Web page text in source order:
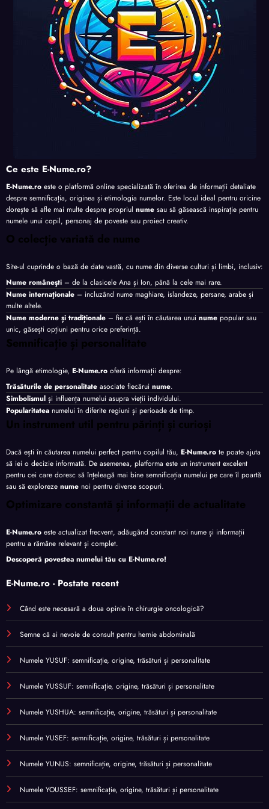
Ce este E-Nume.ro?
E-Nume.ro este o platformă online specializată în oferirea de informații detaliate
despre semnificația, originea și etimologia numelor. Este locul ideal pentru oricine
dorește să afle mai multe despre propriul nume sau să găsească inspirație pentru
numele unui copil, personaj de poveste sau proiect creativ.
O colecție variată de nume
Site-ul cuprinde o bază de date vastă, cu nume din diverse culturi și limbi, inclusiv:
Nume românești – de la clasicele Ana și Ion, până la cele mai rare.
Nume internaționale – incluzând nume maghiare, islandeze, persane, arabe și
multe altele.
Nume moderne și tradiționale – fie că ești în căutarea unui nume popular sau
unic, găsești opțiuni pentru orice preferință.
Semnificație și personalitate
Pe lângă etimologie, E-Nume.ro oferă informații despre:
Trăsăturile de personalitate asociate fiecărui nume.
Simbolismul și influența numelui asupra vieții individului.
Popularitatea numelui în diferite regiuni și perioade de timp.
Un instrument util pentru părinți și curioși
Dacă ești în căutarea numelui perfect pentru copilul tău, E-Nume.ro te poate ajuta
să iei o decizie informată. De asemenea, platforma este un instrument excelent
pentru cei care doresc să înțeleagă mai bine semnificația numelui pe care îl poartă
sau să exploreze nume noi pentru diverse scopuri.
Optimizare constantă și informații de actualitate
E-Nume.ro este actualizat frecvent, adăugând constant noi nume și informații
pentru a rămâne relevant și complet.
Descoperă povestea numelui tău cu E-Nume.ro!
E-Nume.ro - Postate recent
Când este necesară a doua opinie în chirurgie oncologică?
Semne că ai nevoie de consult pentru hernie abdominală
Numele YUSUF: semnificație, origine, trăsături și personalitate
Numele YUSSUF: semnificație, origine, trăsături și personalitate
Numele YUSHUA: semnificație, origine, trăsături și personalitate
Numele YUSEF: semnificație, origine, trăsături și personalitate
Numele YUNUS: semnificație, origine, trăsături și personalitate
Numele YOUSSEF: semnificație, origine, trăsături și personalitate